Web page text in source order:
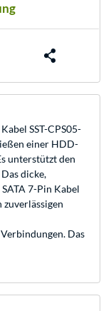
SST-CPS05-
einer HDD-
unterstützt den
dicke,
7-Pin Kabel
Das